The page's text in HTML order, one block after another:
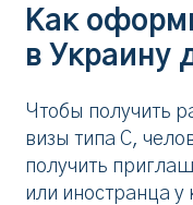
Как
в Украину
Чтобы получить
визы типа С,
получить
или иностранца у